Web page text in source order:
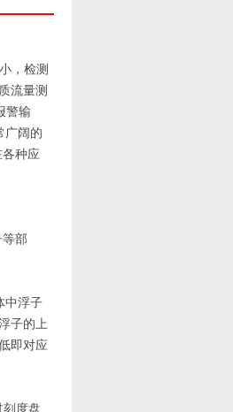
，检测
流量测
警输
广阔的
种应
部
中浮子
子的上
即对应
度盘